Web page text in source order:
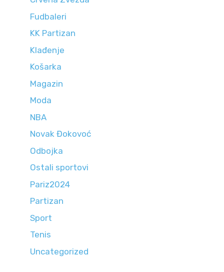
Fudbaleri
KK Partizan
Klađenje
Košarka
Magazin
Moda
NBA
Novak Đokovoć
Odbojka
Ostali sportovi
Pariz2024
Partizan
Sport
Tenis
Uncategorized